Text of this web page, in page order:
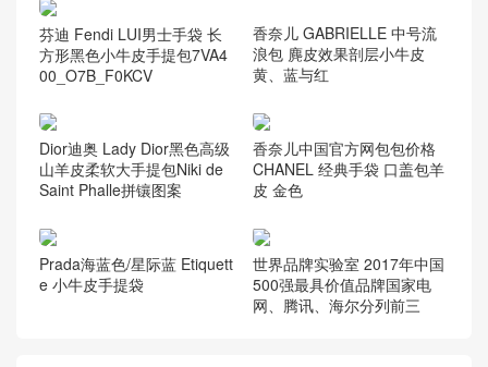
最新推荐
YSL圣罗兰中号LOULOU深红
Celine Solo大号荧光白和褐
包
芬迪 Fendi LUI男士手袋 长
00_O7B_F0KCV
香奈儿 GABRIELLE 中号流
黄、蓝与红
香奈儿中国官方网包包价格